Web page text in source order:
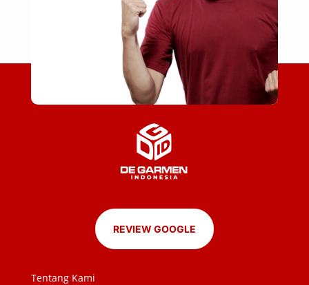
REVIEW GOOGLE
Tentang Kami